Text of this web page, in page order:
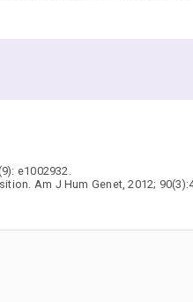
e1002932.
Am J Hum Genet, 2012;